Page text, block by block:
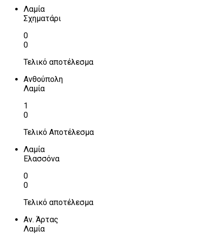
Λαμία
Σχηματάρι
0
0
Τελικό αποτέλεσμα
Ανθούπολη
Λαμία
1
0
Τελικό Αποτέλεσμα
Λαμία
Ελασσόνα
0
0
Τελικό αποτέλεσμα
Αν. Άρτας
Λαμία